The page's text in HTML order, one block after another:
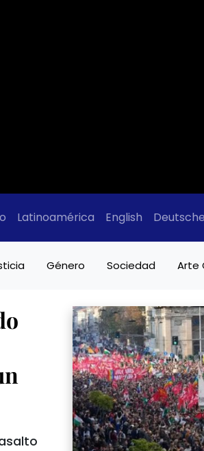
Latinoamérica English Deutsche
Género Sociedad Arte